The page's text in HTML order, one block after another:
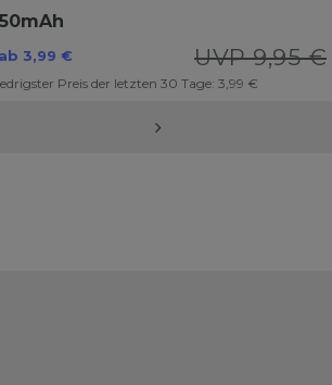
UVP 9,95 €
ab 3,99 €
Preis der letzten 30 Tage: 3,99 €